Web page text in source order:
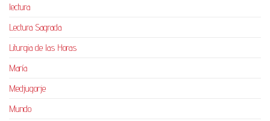
lectura
Lectura Sagrada
Liturgia de las Horas
María
Medjugorje
Mundo